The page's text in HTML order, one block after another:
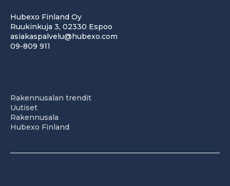
Hubexo Finland Oy
Ruukinkuja 3, 02330 Espoo
asiakaspalvelu@hubexo.com
09-809 911
Rakennusalan trendit
Uutiset
Rakennusala
Hubexo Finland